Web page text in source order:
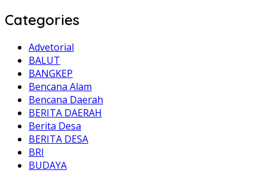
Categories
Advetorial
BALUT
BANGKEP
Bencana Alam
Bencana Daerah
BERITA DAERAH
Berita Desa
BERITA DESA
BRI
BUDAYA